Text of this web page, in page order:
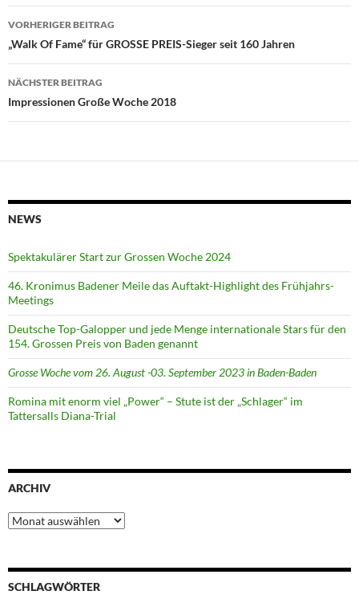
Beitragsnavigation
VORHERIGER BEITRAG
„Walk Of Fame“ für GROSSE PREIS-Sieger seit 160 Jahren
NÄCHSTER BEITRAG
Impressionen Große Woche 2018
NEWS
Spektakulärer Start zur Grossen Woche 2024
46. Kronimus Badener Meile das Auftakt-Highlight des Frühjahrs-
Meetings
Deutsche Top-Galopper und jede Menge internationale Stars für den
154. Grossen Preis von Baden genannt
Grosse Woche vom 26. August -03. September 2023 in Baden-Baden
Romina mit enorm viel „Power“ – Stute ist der „Schlager“ im
Tattersalls Diana-Trial
ARCHIV
Archiv
SCHLAGWÖRTER